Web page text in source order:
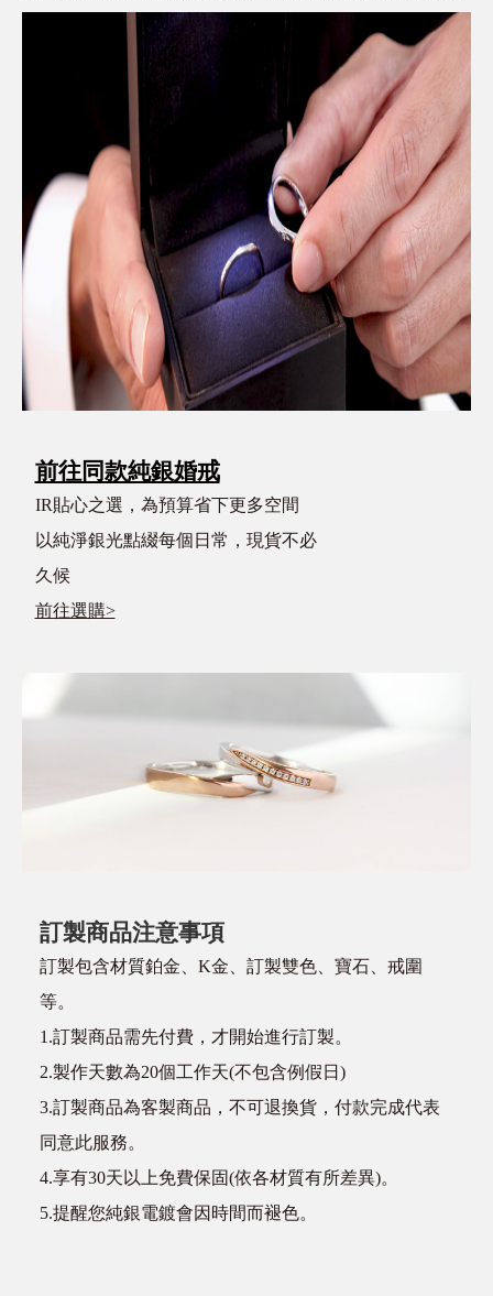
前往同款純銀婚戒
IR貼心之選，為預算省下更多空間
以純淨銀光點綴每個日常，現貨不必
久候
前往選購>
訂製商品注意事項
訂製包含材質鉑金、K金、訂製雙色、寶石、戒圍
等。
1.訂製商品需先付費，才開始進行訂製。
2.製作天數為20個工作天(不包含例假日)
3.訂製商品為客製商品，不可退換貨，付款完成代表
同意此服務。
4.享有30天以上免費保固(依各材質有所差異)。
5.提醒您純銀電鍍會因時間而褪色。